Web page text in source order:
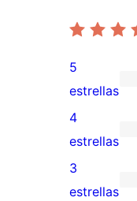
5
valoraciones
de
5
estrellas
5
estrellas
0
valoraciones
de
4
estrellas
0
3
estrellas